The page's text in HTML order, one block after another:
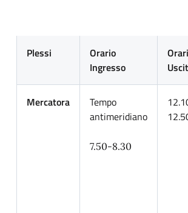
Plessi
Orario
Ingresso
Mercatora
Tempo
antimeridiano
7.50-8.30